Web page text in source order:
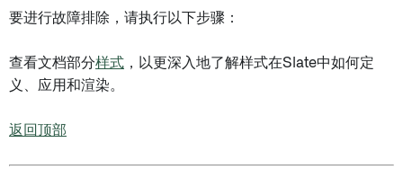
要进行故障排除，请执行以下步骤：
查看文档部分样式 ，以更深入地了解样式在Slate中如何定
义、应用和渲染。
返回顶部